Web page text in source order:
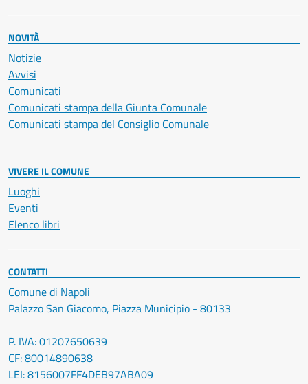
NOVITÀ
Notizie
Avvisi
Comunicati
Comunicati stampa della Giunta Comunale
Comunicati stampa del Consiglio Comunale
VIVERE IL COMUNE
Luoghi
Eventi
Elenco libri
CONTATTI
Comune di Napoli
Palazzo San Giacomo, Piazza Municipio - 80133
P. IVA: 01207650639
CF: 80014890638
LEI: 8156007FF4DEB97ABA09